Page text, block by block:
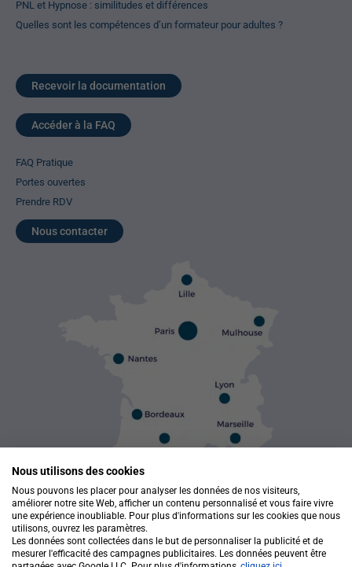
PNL et Hypnose : similitudes et différences
Quelles sont les compétences d’un formateur pour adultes ?
Recevoir la documentation
Accéder à la FAQ
FAQ Pratique
Portes ouvertes
Prendre RDV
Nous contacter
MHD FORMATION - Tous droits réservés ©2026
Site réalisé par Netpub
Nous utilisons des cookies
Nous pouvons les placer pour analyser les données de nos visiteurs,
améliorer notre site Web, afficher un contenu personnalisé et vous faire vivre
une expérience inoubliable. Pour plus d'informations sur les cookies que nous
utilisons, ouvrez les paramètres.
Les données sont collectées dans le but de personnaliser la publicité et de
mesurer l'efficacité des campagnes publicitaires. Les données peuvent être